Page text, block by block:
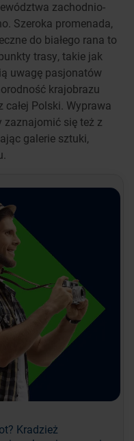
zachodnio-
Szeroka promenada,
do białego rana to
trasy, takie jak
uwagę pasjonatów
krajobrazu
Polski. Wyprawa
zaznajomić się też z
galerie sztuki,
Kradzież